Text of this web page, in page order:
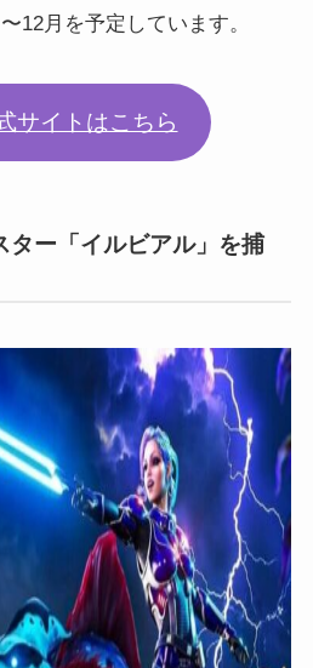
12月を予定しています。
サイトはこちら
ー「イルビアル」を捕